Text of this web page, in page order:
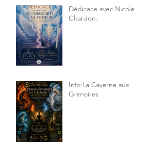
Dédicace avec Nicole
Chardon.
Info:La Caverne aux
Grimoires